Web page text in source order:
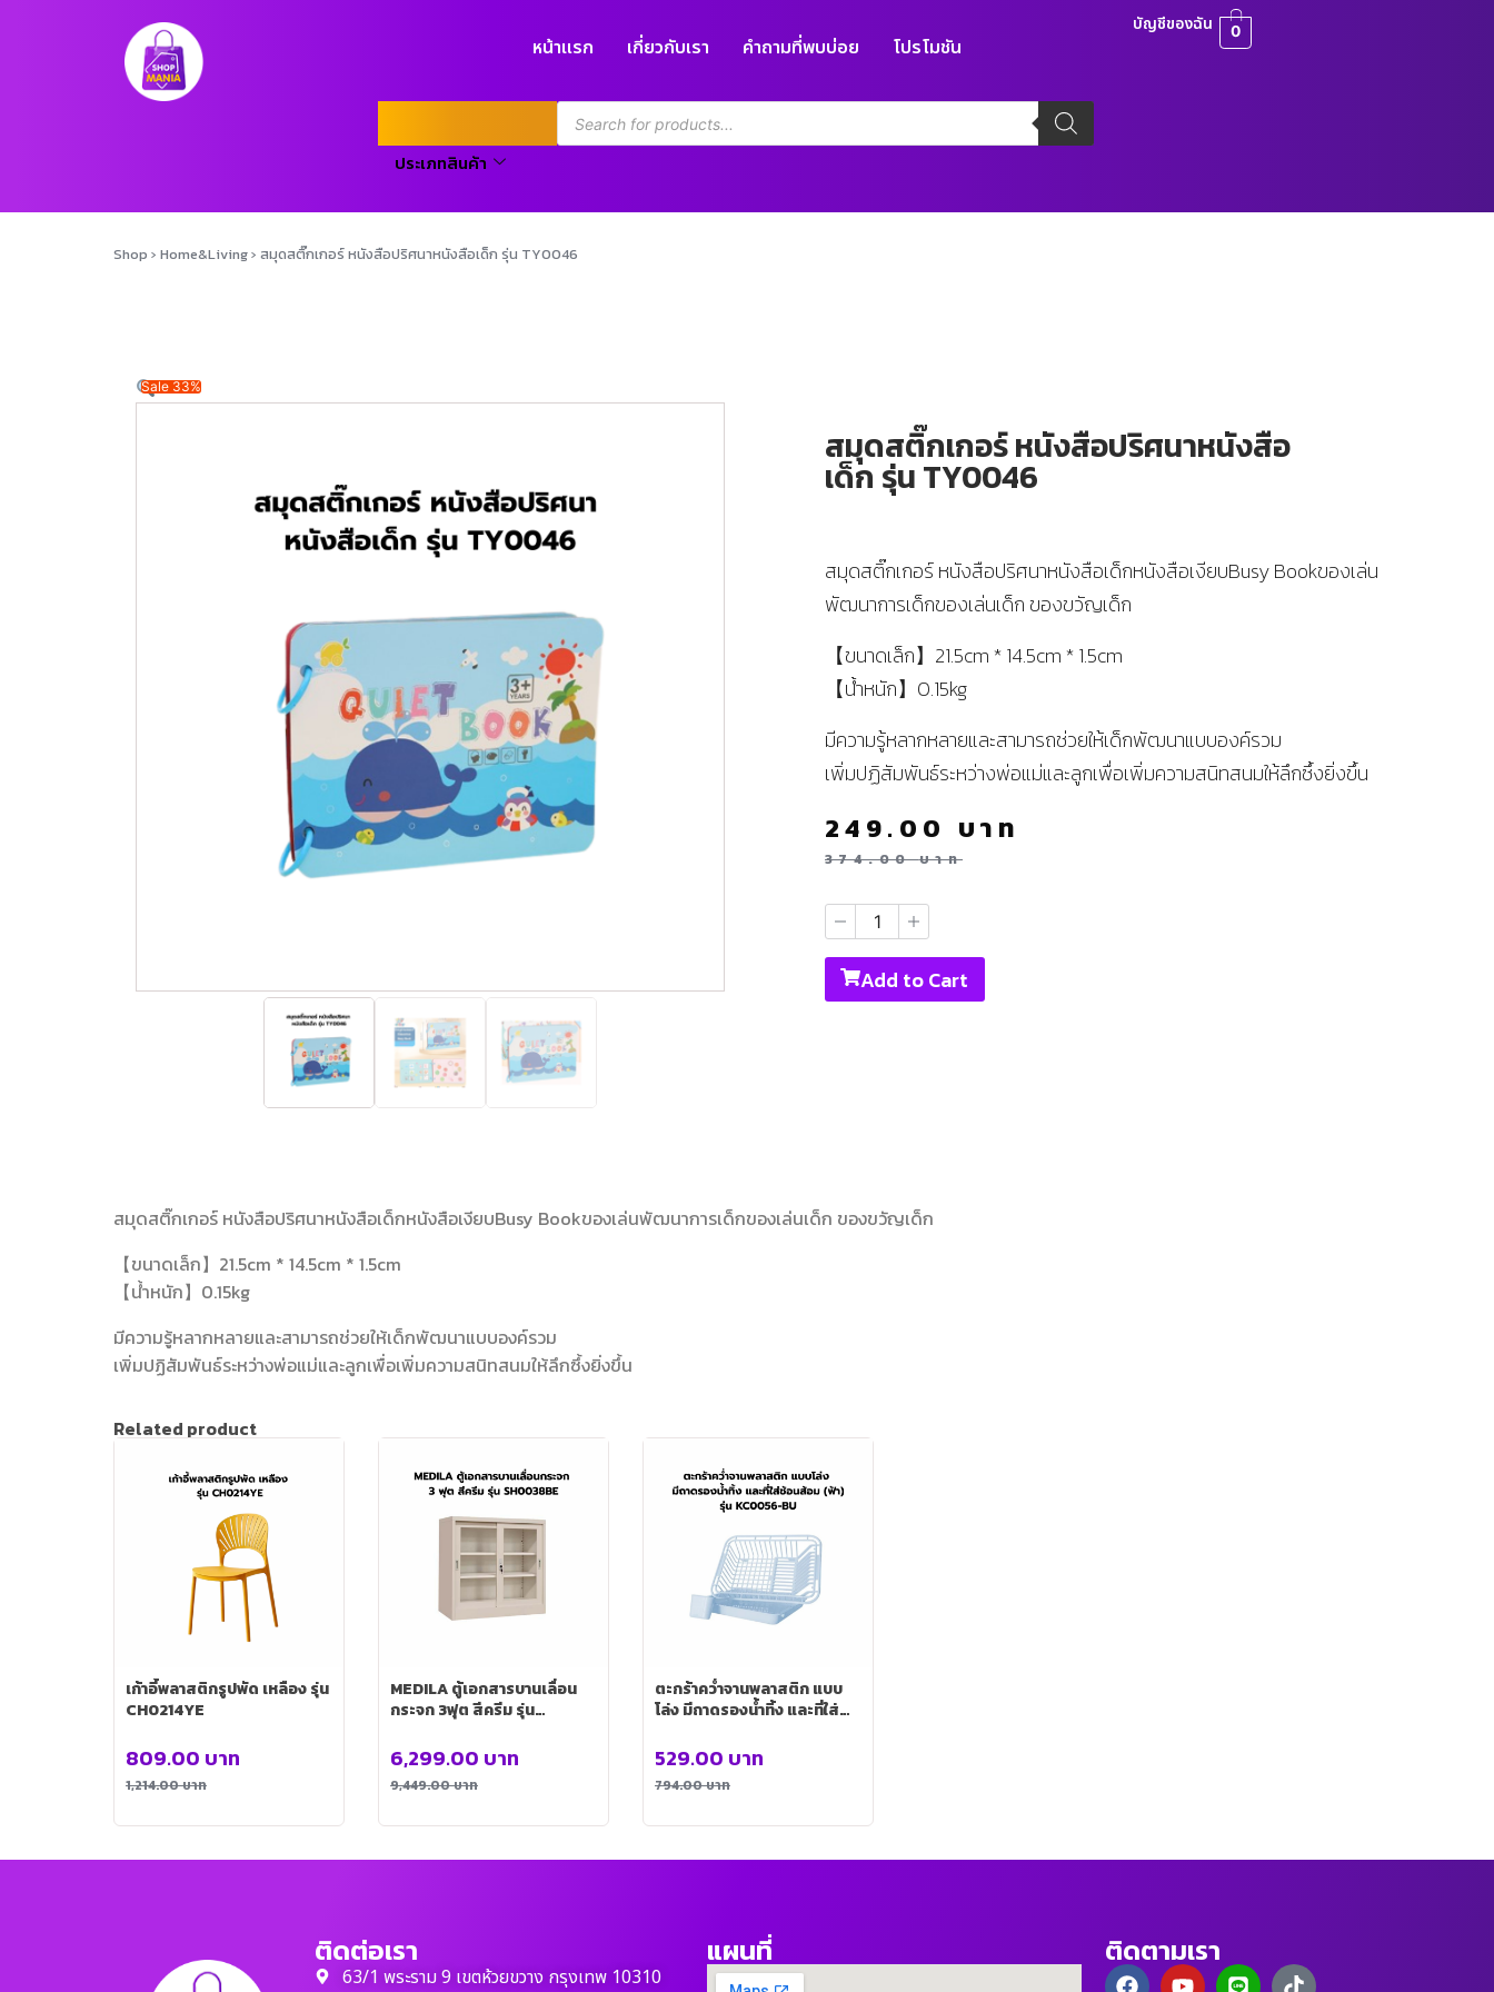
หน้าแรก เกี่ยวกับเรา คำถามที่พบบ่อย โปรโมชัน
ประเภทสินค้า
บัญชีของฉัน 0
Shop › Home&Living› สมุดสติ๊กเกอร์ หนังสือปริศนาหนังสือเด็ก รุ่น TY0046
Sale 33%
สมุดสติ๊กเกอร์ หนังสือปริศนาหนังสือ
เด็ก รุ่น TY0046
สมุดสติ๊กเกอร์ หนังสือปริศนาหนังสือเด็กหนังสือเงียบBusy Bookของเล่น
พัฒนาการเด็กของเล่นเด็ก ของขวัญเด็ก
【ขนาดเล็ก】21.5cm * 14.5cm * 1.5cm
【น้ําหนัก】0.15kg
มีความรู้หลากหลายและสามารถช่วยให้เด็กพัฒนาแบบองค์รวม
เพิ่มปฏิสัมพันธ์ระหว่างพ่อแม่และลูกเพื่อเพิ่มความสนิทสนมให้ลึกซึ้งยิ่งขึ้น
374.00บาท
249.00 บาท
Add to Cart
สมุดสติ๊กเกอร์ หนังสือปริศนาหนังสือเด็กหนังสือเงียบBusy Bookของเล่นพัฒนาการเด็กของเล่นเด็ก ของขวัญเด็ก
【ขนาดเล็ก】21.5cm * 14.5cm * 1.5cm
【น้ําหนัก】0.15kg
มีความรู้หลากหลายและสามารถช่วยให้เด็กพัฒนาแบบองค์รวม
เพิ่มปฏิสัมพันธ์ระหว่างพ่อแม่และลูกเพื่อเพิ่มความสนิทสนมให้ลึกซึ้งยิ่งขึ้น
Related product
เก้าอี้พลาสติกรูปพัด เหลือง รุ่น
CH0214YE
1,214.00บาท
809.00 บาท
MEDILA ตู้เอกสารบานเลื่อน
กระจก 3ฟุต สีครีม รุ่น
9,449.00บาท
6,299.00 บาท
ตะกร้าคว่ำจานพลาสติก แบบ
โล่ง มีถาดรองน้ำทิ้ง และที่ใส่
BU
794.00บาท
529.00 บาท
ติดต่อเรา
63/1 พระราม 9 เขตห้วยขวาง กรุงเทพ 10310
แผนที่ ติดตามเรา